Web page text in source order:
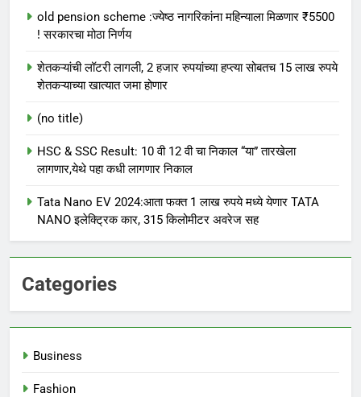
old pension scheme :ज्येष्ठ नागरिकांना महिन्याला मिळणार ₹5500
! सरकारचा मोठा निर्णय
शेतकऱ्यांची लॉटरी लागली, 2 हजार रुपयांच्या हप्त्या सोबतच 15 लाख रुपये
शेतकऱ्याच्या खात्यात जमा होणार
(no title)
HSC & SSC Result: 10 वी 12 वी चा निकाल “या” तारखेला
लागणार,येथे पहा कधी लागणार निकाल
Tata Nano EV 2024:आता फक्त 1 लाख रुपये मध्ये येणार TATA
NANO इलेक्ट्रिक कार, 315 किलोमीटर अवरेज सह
Categories
Business
Fashion